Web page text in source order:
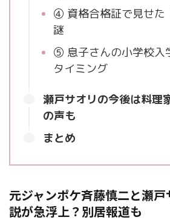
④ 資格合格証で見せた
謎
⑤ 息子さんの小学校入
タイミング
瀬戸サオリの今後は料理
の声も
まとめ
元ジャンポケ斉藤慎二と瀬
説が急浮上？別居報道も